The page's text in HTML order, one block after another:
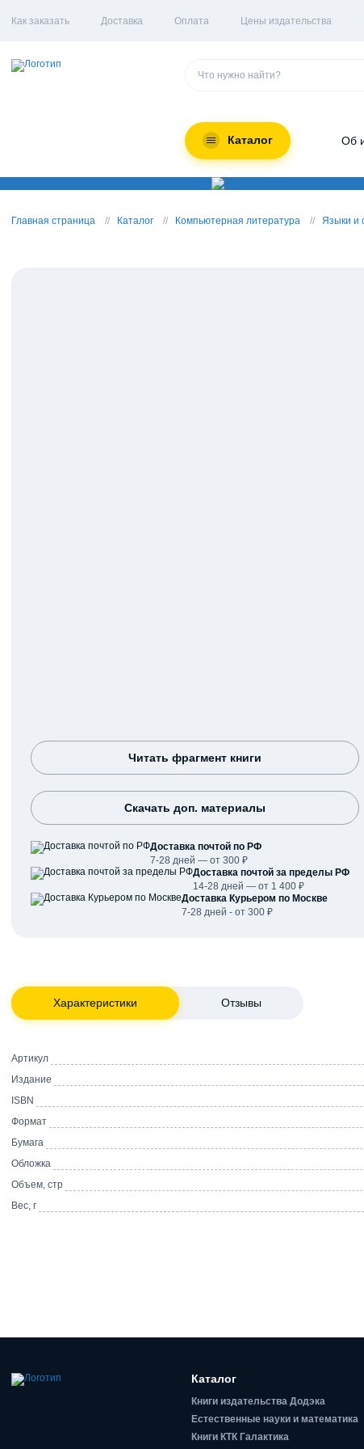
Как заказать Доставка Оплата Цены издательства
Каталог Об
Главная страница Каталог Компьютерная литература Языки и
Читать фрагмент книги
Скачать доп. материалы
Доставка почтой по РФ
7-28 дней — от 300 ₽
Доставка почтой за пределы РФ
14-28 дней — от 1 400 ₽
Доставка Курьером по Москве
7-28 дней - от 300 ₽
Характеристики Отзывы
Артикул
Издание
ISBN
Формат
Бумага
Обложка
Объем, стр
Вес, г
Каталог
Книги издательства Додэка
Естественные науки и математика
Книги КТК Галактика